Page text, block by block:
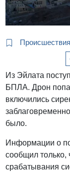
Происшествия
Из Эйлата
БПЛА. Дрон
включились
было.
Информации о
сообщил только,
срабатывания